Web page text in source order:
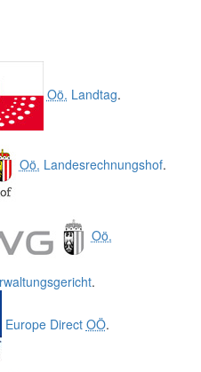
Oö. Landtag.
Oö. Landesrechnungshof.
Oö.
.
Europe Direct OÖ.